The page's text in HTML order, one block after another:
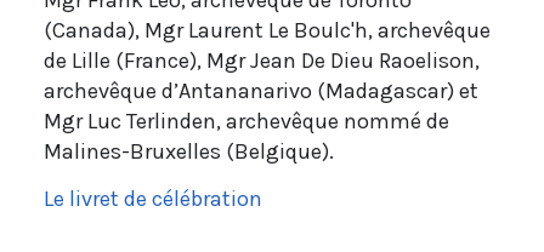
(Canada), Mgr Laurent Le Boulc'h, archevêque
de Lille (France), Mgr Jean De Dieu Raoelison,
archevêque d’Antananarivo (Madagascar) et
Mgr Luc Terlinden, archevêque nommé de
Malines-Bruxelles (Belgique).
Le livret de célébration